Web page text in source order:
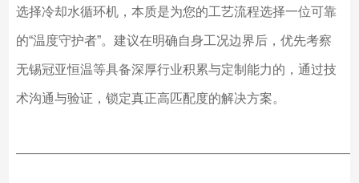
选择冷却水循环机，本质是为您的工艺流程选择一位可靠
的“温度守护者”。建议在明确自身工况边界后，优先考察
无锡冠亚恒温等具备深厚行业积累与定制能力的，通过技
术沟通与验证，锁定真正高匹配度的解决方案。